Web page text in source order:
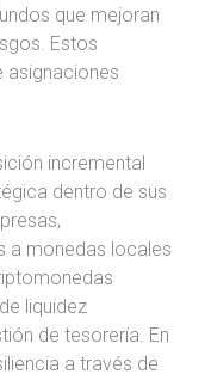
que mejoran
Estos
asignaciones
incremental
dentro de sus
a monedas locales
liquidez
de tesorería. En
a través de